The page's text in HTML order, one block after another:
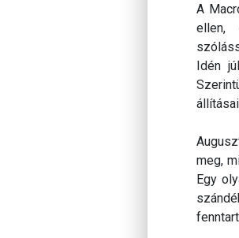
A
ellen,
Idén
meg,
Egy